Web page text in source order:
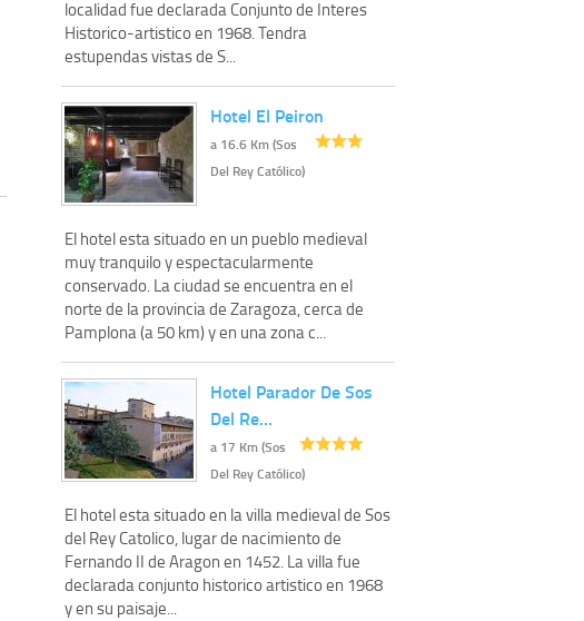
localidad fue declarada Conjunto de Interes
Historico-artistico en 1968. Tendra
estupendas vistas de S...
Hotel El Peiron
a 16.6 Km (Sos
Del Rey Católico)
El hotel esta situado en un pueblo medieval
muy tranquilo y espectacularmente
conservado. La ciudad se encuentra en el
norte de la provincia de Zaragoza, cerca de
Pamplona (a 50 km) y en una zona c...
Hotel Parador De Sos
Del Re…
a 17 Km (Sos
Del Rey Católico)
El hotel esta situado en la villa medieval de Sos
del Rey Catolico, lugar de nacimiento de
Fernando II de Aragon en 1452. La villa fue
declarada conjunto historico artistico en 1968
y en su paisaje...